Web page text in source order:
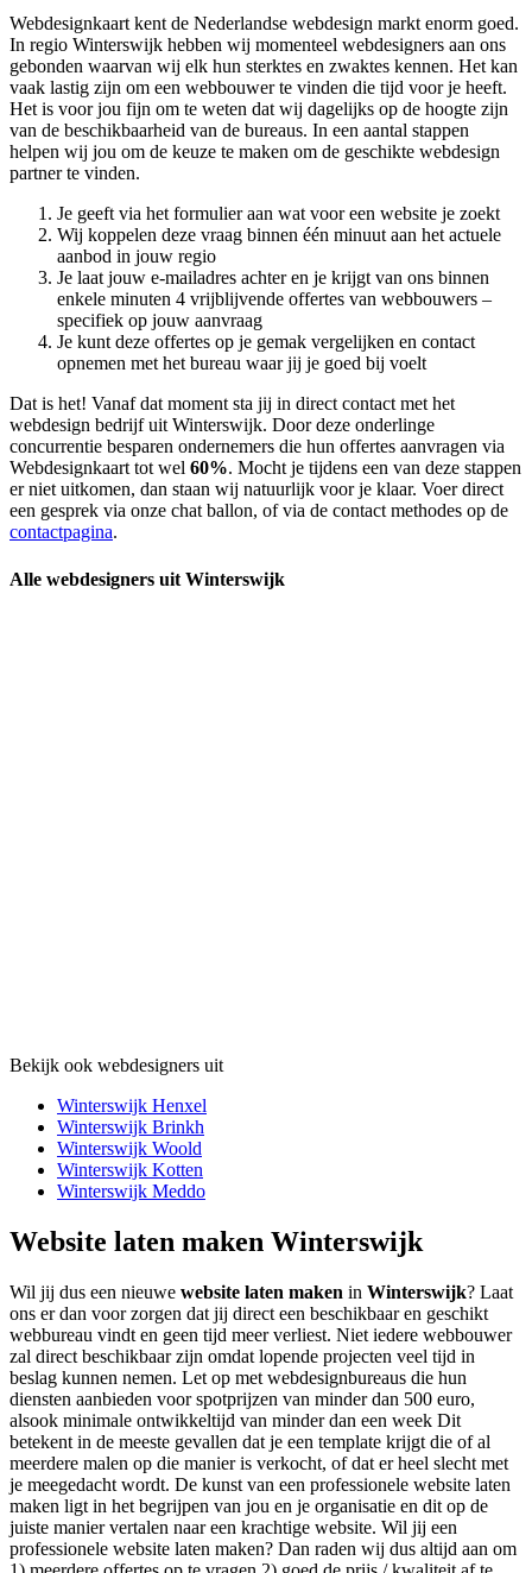
Webdesignkaart kent de Nederlandse webdesign markt enorm goed.
In regio Winterswijk hebben wij momenteel webdesigners aan ons
gebonden waarvan wij elk hun sterktes en zwaktes kennen. Het kan
vaak lastig zijn om een webbouwer te vinden die tijd voor je heeft.
Het is voor jou fijn om te weten dat wij dagelijks op de hoogte zijn
van de beschikbaarheid van de bureaus. In een aantal stappen
helpen wij jou om de keuze te maken om de geschikte webdesign
partner te vinden.
Je geeft via het formulier aan wat voor een website je zoekt
Wij koppelen deze vraag binnen één minuut aan het actuele
aanbod in jouw regio
Je laat jouw e-mailadres achter en je krijgt van ons binnen
enkele minuten 4 vrijblijvende offertes van webbouwers –
specifiek op jouw aanvraag
Je kunt deze offertes op je gemak vergelijken en contact
opnemen met het bureau waar jij je goed bij voelt
Dat is het! Vanaf dat moment sta jij in direct contact met het
webdesign bedrijf uit Winterswijk. Door deze onderlinge
concurrentie besparen ondernemers die hun offertes aanvragen via
Webdesignkaart tot wel 60%. Mocht je tijdens een van deze stappen
er niet uitkomen, dan staan wij natuurlijk voor je klaar. Voer direct
een gesprek via onze chat ballon, of via de contact methodes op de
contactpagina.
Alle webdesigners uit Winterswijk
Bekijk ook webdesigners uit
Winterswijk Henxel
Winterswijk Brinkh
Winterswijk Woold
Winterswijk Kotten
Winterswijk Meddo
Website laten maken Winterswijk
Wil jij dus een nieuwe website laten maken in Winterswijk? Laat
ons er dan voor zorgen dat jij direct een beschikbaar en geschikt
webbureau vindt en geen tijd meer verliest. Niet iedere webbouwer
zal direct beschikbaar zijn omdat lopende projecten veel tijd in
beslag kunnen nemen. Let op met webdesignbureaus die hun
diensten aanbieden voor spotprijzen van minder dan 500 euro,
alsook minimale ontwikkeltijd van minder dan een week Dit
betekent in de meeste gevallen dat je een template krijgt die of al
meerdere malen op die manier is verkocht, of dat er heel slecht met
je meegedacht wordt. De kunst van een professionele website laten
maken ligt in het begrijpen van jou en je organisatie en dit op de
juiste manier vertalen naar een krachtige website. Wil jij een
professionele website laten maken? Dan raden wij dus altijd aan om